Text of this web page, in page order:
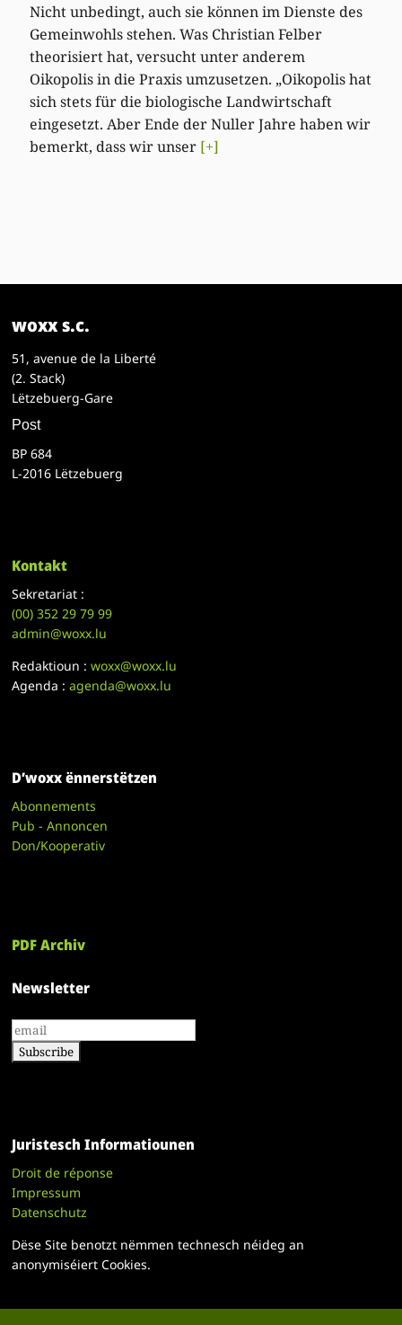
Nicht unbedingt, auch sie können im Dienste des
Gemeinwohls stehen. Was Christian Felber
theorisiert hat, versucht unter anderem
Oikopolis in die Praxis umzusetzen. „Oikopolis hat
sich stets für die biologische Landwirtschaft
eingesetzt. Aber Ende der Nuller Jahre haben wir
bemerkt, dass wir unser [+]
woxx s.c.
51, avenue de la Liberté
(2. Stack)
Lëtzebuerg-Gare
Post
BP 684
L-2016 Lëtzebuerg
Kontakt
Sekretariat :
(00)352 29 79 99
admin@woxx.lu
Redaktioun :woxx@woxx.lu
Agenda :agenda@woxx.lu
D’woxx ënnerstëtzen
Abonnements
Pub - Annoncen
Don/Kooperativ
PDF Archiv
Newsletter
Juristesch Informatiounen
Droit de réponse
Impressum
Datenschutz
Dëse Site benotzt nëmmen technesch néideg an
anonymiséiert Cookies.